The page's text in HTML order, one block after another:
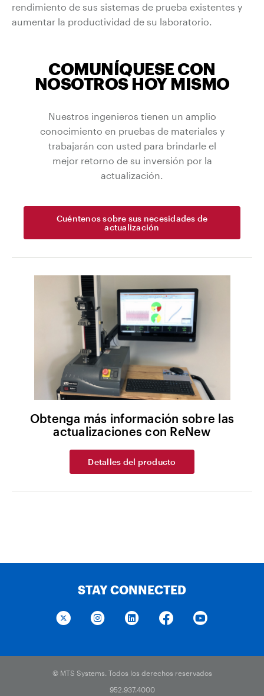
rendimiento de sus sistemas de prueba existentes y
aumentar la productividad de su laboratorio.
COMUNÍQUESE CON
NOSOTROS HOY MISMO
Nuestros ingenieros tienen un amplio
conocimiento en pruebas de materiales y
trabajarán con usted para brindarle el
mejor retorno de su inversión por la
actualización.
Cuéntenos sobre sus necesidades de
actualización
Obtenga más información sobre las
actualizaciones con ReNew
Detalles del producto
STAY CONNECTED
© MTS Systems. Todos los derechos reservados
952.937.4000